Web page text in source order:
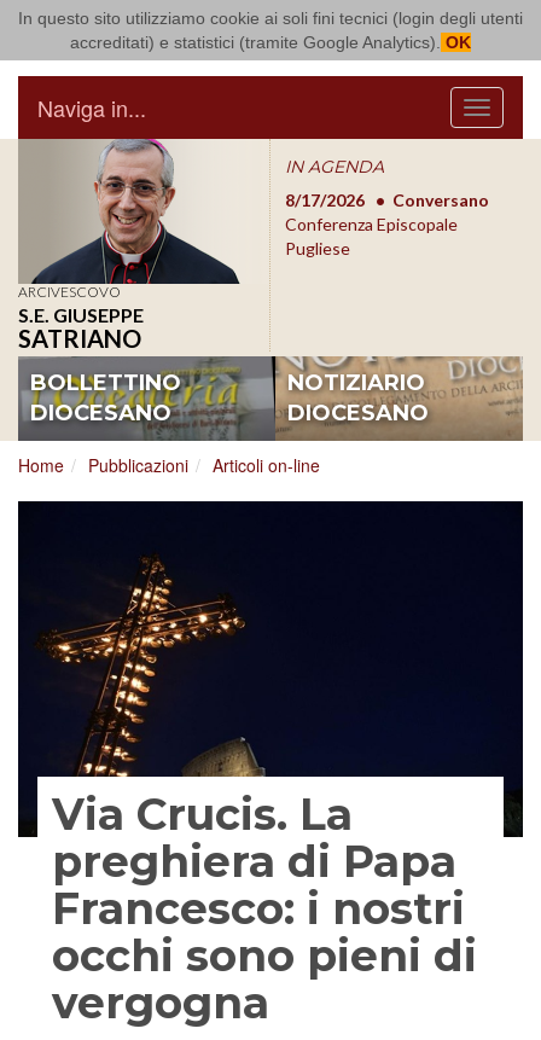
In questo sito utilizziamo cookie ai soli fini tecnici (login degli utenti
accreditati) e statistici (tramite Google Analytics). OK
Arcidiocesi di Bari Bitonto
Menu
Naviga in...
ARCIVESCOVO
S.E. GIUSEPPE
SATRIANO
IN AGENDA
8/16/2026
Parrocchia S.
Rocco - Valenzano
Messa per la festa
parrocchiale
8/17/2026
Conversano
Conferenza Episcopale
Pugliese
BOLLETTINO
DIOCESANO
NOTIZIARIO
DIOCESANO
Home Pubblicazioni Articoli on-line
Via Crucis. La
preghiera di Papa
Francesco: i nostri
occhi sono pieni di
vergogna